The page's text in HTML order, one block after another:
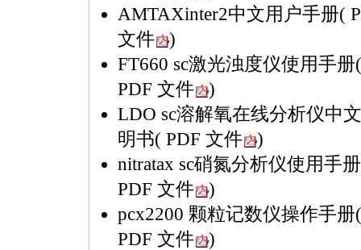
AMTAXinter2中文用户手册(
文件
)
FT660 sc激光浊度仪使用手册(
PDF 文件
)
LDO sc溶解氧在线分析仪中
明书( PDF 文件
)
nitratax sc硝氮分析仪使用手册
PDF 文件
)
pcx2200 颗粒记数仪操作手册(
PDF 文件
)